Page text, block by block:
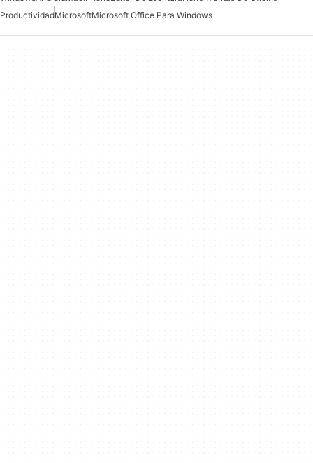
ProductividadMicrosoftMicrosoft Office Para Windows